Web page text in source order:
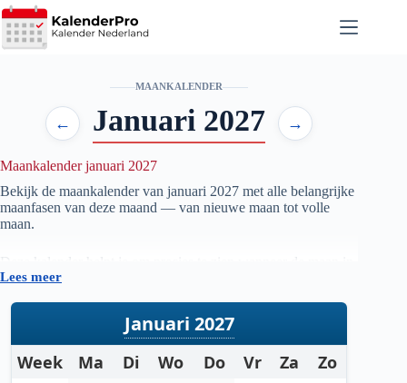
Ga
naar
de
MAANKALENDER
← Januari 2027 →
Maankalender januari 2027
Bekijk de maankalender van januari 2027 met alle belangrijke
maanfasen van deze maand — van nieuwe maan tot volle
maan.
Deze kalender helpt je om precies te zien wanneer de maan in
welke fase staat, handig voor iedereen die geïnteresseerd is in
weten wanneer de volgende volle maan zichtbaar is.
De gegevens worden automatisch bijgewerkt en zijn
gebaseerd op betrouwbare astronomische berekeningen. Zo
Lees meer
Januari 2027
Week Ma Di Wo Do Vr Za
Zo